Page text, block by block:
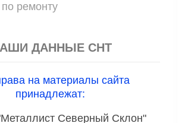
ремонту
ДАННЫЕ СНТ
на материалы сайта
принадлежат:
Северный Склон"